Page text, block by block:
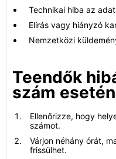
Technikai hiba az
Elírás vagy hiányzó
Nemzetközi
Teendők
szám esetén
Ellenőrizze, hogy
számot.
Várjon néhány órát,
frissülhet.